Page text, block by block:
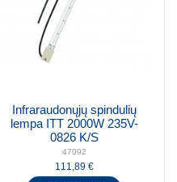
Infraraudonųjų spindulių
lempa ITT 2000W 235V-
0826 K/S
47092
111,89 €